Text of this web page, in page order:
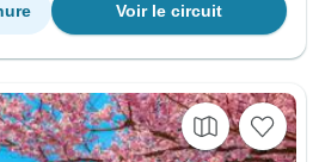
Voir le circuit